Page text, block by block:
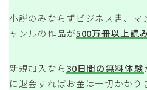
小説のみならずビジネス書、
ャンルの作品が500万冊以上読
新規加入なら30日間の無料体験
に退会すればお金は一切かかり